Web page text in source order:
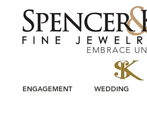
EMBRACE
ENGAGEMENT WEDDING